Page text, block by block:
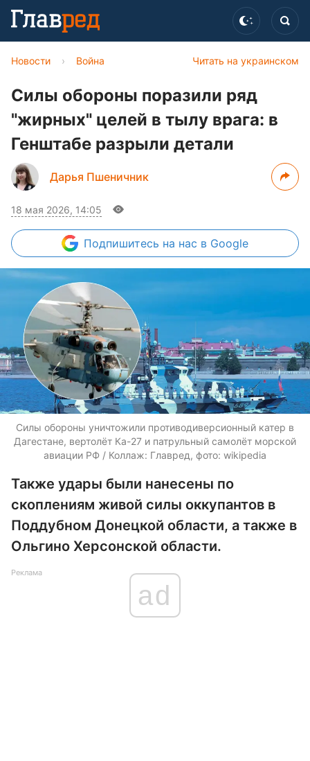
Читать на украинском
Новости › Война
Силы обороны поразили ряд
"жирных" целей в тылу врага: в
Генштабе разрыли детали
Дарья Пшеничник
18 мая 2026, 14:05
Подпишитесь на нас в Google
Силы обороны уничтожили противодиверсионный катер в
Дагестане, вертолёт Ка-27 и патрульный самолёт морской
авиации РФ / Коллаж: Главред, фото: wikipedia
Также удары были нанесены по
скоплениям живой силы оккупантов в
Поддубном Донецкой области, а также в
Ольгино Херсонской области.
Реклама
ad